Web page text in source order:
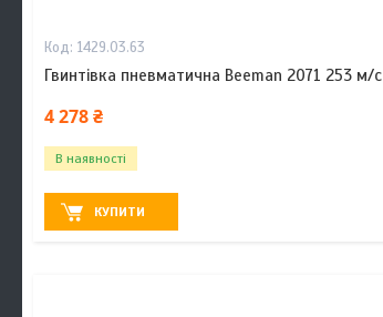
1429.03.63
Гвинтівка пневматична Beeman 2071 253 м/с
4 278 ₴
В наявності
КУПИТИ